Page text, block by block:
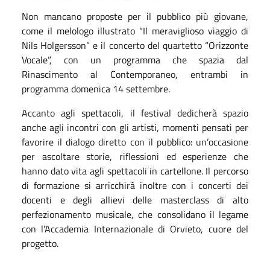
Non mancano proposte per il pubblico più giovane,
come il melologo illustrato “Il meraviglioso viaggio di
Nils Holgersson” e il concerto del quartetto “Orizzonte
Vocale”, con un programma che spazia dal
Rinascimento al Contemporaneo, entrambi in
programma domenica 14 settembre.
Accanto agli spettacoli, il festival dedicherà spazio
anche agli incontri con gli artisti, momenti pensati per
favorire il dialogo diretto con il pubblico: un’occasione
per ascoltare storie, riflessioni ed esperienze che
hanno dato vita agli spettacoli in cartellone. Il percorso
di formazione si arricchirà inoltre con i concerti dei
docenti e degli allievi delle masterclass di alto
perfezionamento musicale, che consolidano il legame
con l’Accademia Internazionale di Orvieto, cuore del
progetto.